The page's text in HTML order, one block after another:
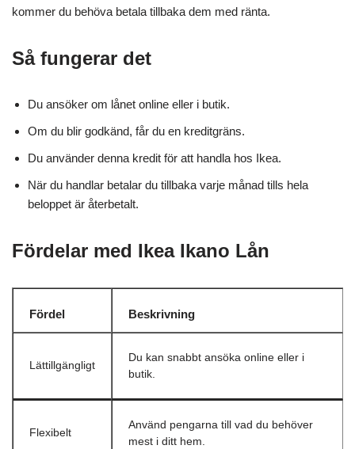
kommer du behöva betala tillbaka dem med ränta.
Så fungerar det
Du ansöker om lånet online eller i butik.
Om du blir godkänd, får du en kreditgräns.
Du använder denna kredit för att handla hos Ikea.
När du handlar betalar du tillbaka varje månad tills hela
beloppet är återbetalt.
Fördelar med Ikea Ikano Lån
Fördel Beskrivning
Lättillgängligt
Du kan snabbt ansöka online eller i
butik.
Flexibelt
Använd pengarna till vad du behöver
mest i ditt hem.